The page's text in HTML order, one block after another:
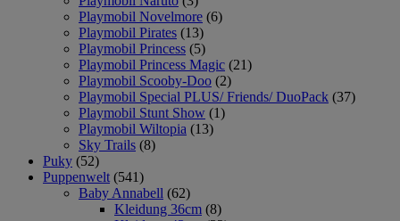
Playmobil Novelmore (6)
Playmobil Pirates (13)
Playmobil Princess (5)
Playmobil Princess Magic (21)
Playmobil Scooby-Doo (2)
Playmobil Special PLUS/ Friends/ DuoPack (37)
Playmobil Stunt Show (1)
Playmobil Wiltopia (13)
Sky Trails (8)
Puky (52)
Puppenwelt (541)
Baby Annabell (62)
Kleidung 36cm (8)